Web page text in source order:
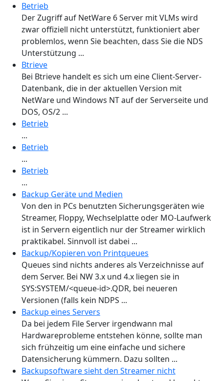
Betrieb
Der Zugriff auf NetWare 6 Server mit VLMs wird
zwar offiziell nicht unterstützt, funktioniert aber
problemlos, wenn Sie beachten, dass Sie die NDS
Unterstützung ...
Btrieve
Bei Btrieve handelt es sich um eine Client-Server-
Datenbank, die in der aktuellen Version mit
NetWare und Windows NT auf der Serverseite und
DOS, OS/2 ...
Betrieb
...
Betrieb
...
Betrieb
...
Backup Geräte und Medien
Von den in PCs benutzten Sicherungsgeräten wie
Streamer, Floppy, Wechselplatte oder MO-Laufwerk
ist in Servern eigentlich nur der Streamer wirklich
praktikabel. Sinnvoll ist dabei ...
Backup/Kopieren von Printqueues
Queues sind nichts anderes als Verzeichnisse auf
dem Server. Bei NW 3.x und 4.x liegen sie in
SYS:SYSTEM/<queue-id>.QDR, bei neueren
Versionen (falls kein NDPS ...
Backup eines Servers
Da bei jedem File Server irgendwann mal
Hardwareprobleme entstehen könne, sollte man
sich frühzeitig um eine einfache und sichere
Datensicherung kümmern. Dazu sollten ...
Backupsoftware sieht den Streamer nicht